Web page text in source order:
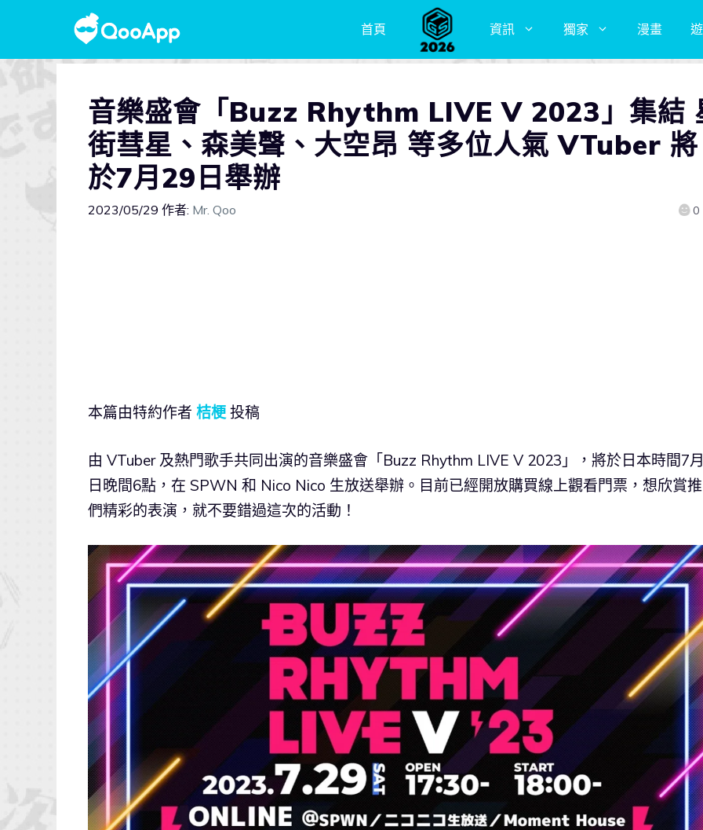
首頁 資訊 獨家 漫畫
音樂盛會「Buzz Rhythm LIVE V 2023」集結
街彗星、森美聲、大空昂 等多位人氣 VTuber 將
於7月29日舉辦
2023/05/29 作者: Mr. Qoo 0
本篇由特約作者 桔梗投稿
由 VTuber 及熱門歌手共同出演的音樂盛會「Buzz Rhythm LIVE V 2023」，將於日本時間7
日晚間6點，在 SPWN 和 Nico Nico 生放送舉辦。目前已經開放購買線上觀看門票，想欣賞
們精彩的表演，就不要錯過這次的活動！